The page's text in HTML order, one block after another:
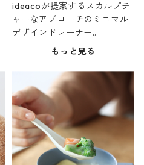
ideacoが提案するスカルプチ
ャーなアプローチのミニマル
デザインドレーナー。
もっと見る